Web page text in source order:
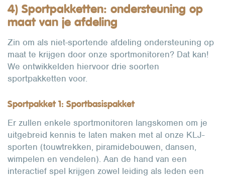
4) Sportpakketten: ondersteuning op
maat van je afdeling
Zin om als niet-sportende afdeling ondersteuning op
maat te krijgen door onze sportmonitoren? Dat kan!
We ontwikkelden hiervoor drie soorten
sportpakketten voor.
Sportpakket 1: Sportbasispakket
Er zullen enkele sportmonitoren langskomen om je
uitgebreid kennis te laten maken met al onze KLJ-
sporten (touwtrekken, piramidebouwen, dansen,
wimpelen en vendelen). Aan de hand van een
interactief spel krijgen zowel leiding als leden een